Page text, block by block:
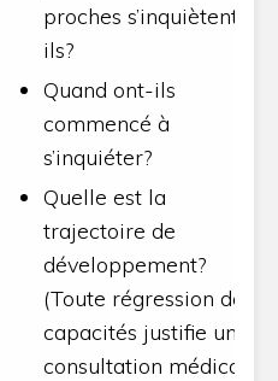
proches s’inquiètent-
ils?
Quand ont-ils
commencé à
s’inquiéter?
Quelle est la
trajectoire de
développement?
(Toute régression des
capacités justifie une
consultation médicale